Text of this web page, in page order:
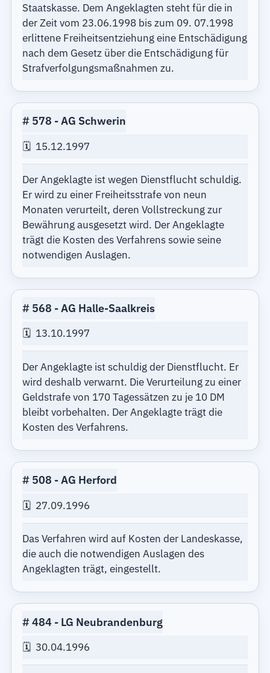
Staatskasse. Dem Angeklagten steht für die in
der Zeit vom 23.06.1998 bis zum 09. 07.1998
erlittene Freiheitsentziehung eine Entschädigung
nach dem Gesetz über die Entschädigung für
Strafverfolgungsmaßnahmen zu.
578 AG Schwerin
15.12.1997
Der Angeklagte ist wegen Dienstflucht schuldig.
Er wird zu einer Freiheitsstrafe von neun
Monaten verurteilt, deren Vollstreckung zur
Bewährung ausgesetzt wird. Der Angeklagte
trägt die Kosten des Verfahrens sowie seine
notwendigen Auslagen.
568 AG Halle-Saalkreis
13.10.1997
Der Angeklagte ist schuldig der Dienstflucht. Er
wird deshalb verwarnt. Die Verurteilung zu einer
Geldstrafe von 170 Tagessätzen zu je 10 DM
bleibt vorbehalten. Der Angeklagte trägt die
Kosten des Verfahrens.
508 AG Herford
27.09.1996
Das Verfahren wird auf Kosten der Landeskasse,
die auch die notwendigen Auslagen des
Angeklagten trägt, eingestellt.
484 LG Neubrandenburg
30.04.1996